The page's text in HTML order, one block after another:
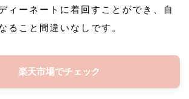
ィーネートに着回すことができ、自
ること間違いなしです。
楽天市場でチェック